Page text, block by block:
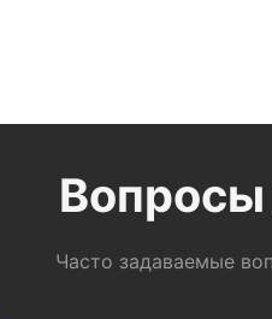
Вопросы
Часто задаваемые